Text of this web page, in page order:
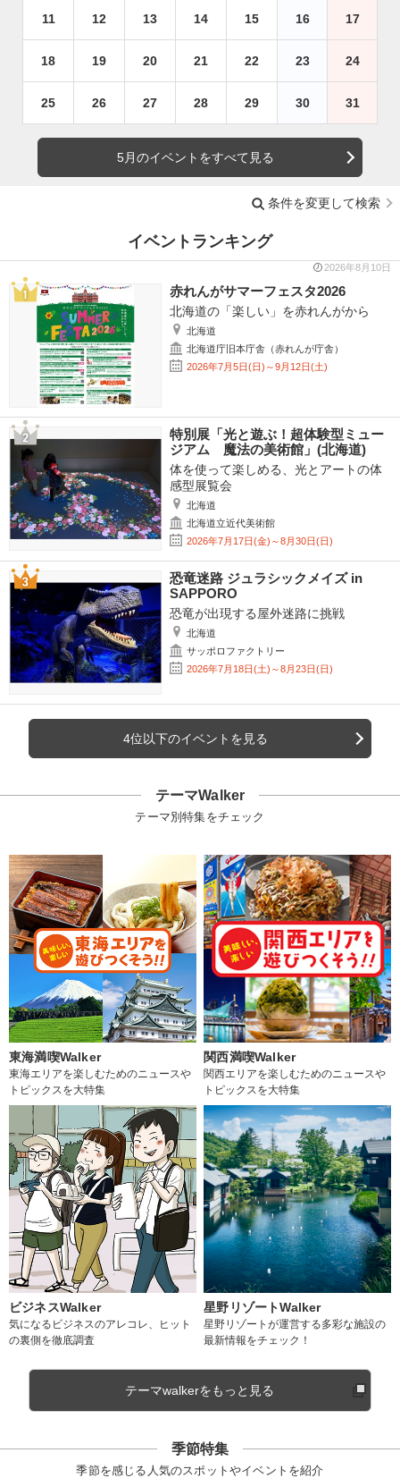
11 12 13 14 15 16 17
18 19 20 21 22 23 24
25 26 27 28 29 30 31
5月のイベントをすべて見る
条件を変更して検索
イベントランキング
2026年8月10日
赤れんがサマーフェスタ2026
北海道の「楽しい」を赤れんがから
北海道
北海道庁旧本庁舎（赤れんが庁舎）
2026年7月5日(日)～9月12日(土)
特別展「光と遊ぶ！超体験型ミュー
ジアム 魔法の美術館」(北海道)
体を使って楽しめる、光とアートの体
感型展覧会
北海道
北海道立近代美術館
2026年7月17日(金)～8月30日(日)
恐竜迷路 ジュラシックメイズ in
SAPPORO
恐竜が出現する屋外迷路に挑戦
北海道
サッポロファクトリー
2026年7月18日(土)～8月23日(日)
4位以下のイベントを見る
テーマWalker
テーマ別特集をチェック
東海満喫Walker
東海エリアを楽しむためのニュースや
トピックスを大特集
関西満喫Walker
関西エリアを楽しむためのニュースや
トピックスを大特集
ビジネスWalker
気になるビジネスのアレコレ、ヒット
の裏側を徹底調査
星野リゾートWalker
星野リゾートが運営する多彩な施設の
最新情報をチェック！
テーマwalkerをもっと見る
季節特集
季節を感じる人気のスポットやイベントを紹介